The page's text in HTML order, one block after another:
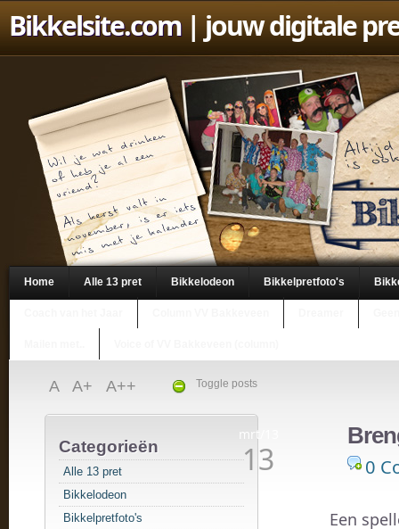
Bikkelsite.com| jouw digitale
Home Alle 13 pret Bikkelodeon Bikkelpretfoto's
Toggle posts
A A+ A++
Categorieën
Alle 13 pret
Bikkelodeon
Bikkelpretfoto's
mrt/13
13 0
Een